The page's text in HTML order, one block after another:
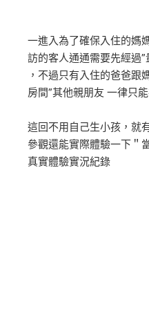
一進入為了確保入住的媽
訪的客人通通需要先經過”
，不過只有入住的爸爸跟
房間”其他親朋友 一律只
這回不用自己生小孩，就
參觀還能實際體驗一下＂
真實體驗實況紀錄